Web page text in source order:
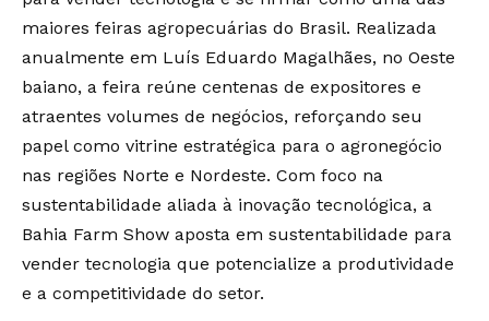
maiores feiras agropecuárias do Brasil. Realizada
anualmente em Luís Eduardo Magalhães, no Oeste
baiano, a feira reúne centenas de expositores e
atraentes volumes de negócios, reforçando seu
papel como vitrine estratégica para o agronegócio
nas regiões Norte e Nordeste. Com foco na
sustentabilidade aliada à inovação tecnológica, a
Bahia Farm Show aposta em sustentabilidade para
vender tecnologia que potencialize a produtividade
e a competitividade do setor.